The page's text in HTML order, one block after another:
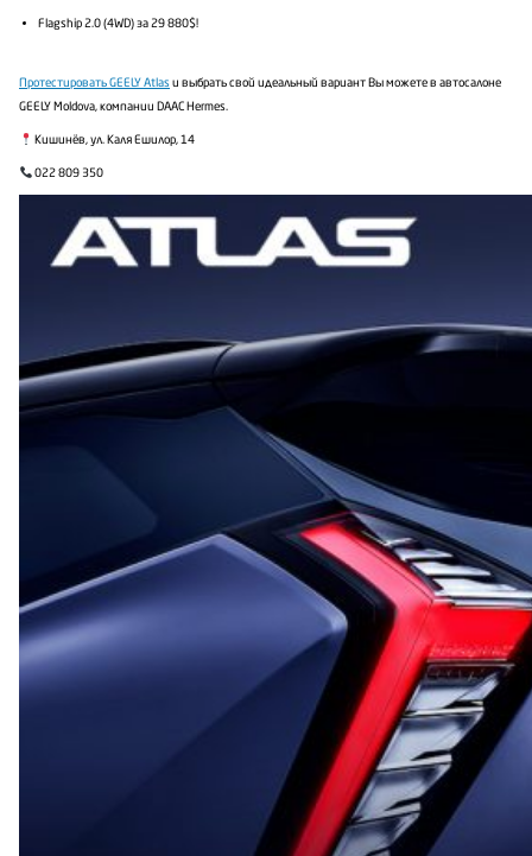
Flagship 2.0 (4WD) за 29 880$!
Протестировать GEELY Atlasи выбрать свой идеальный вариант Вы можете в автосалоне
GEELY Moldova, компании DAAC Hermes.
Кишинёв, ул. Каля Ешилор, 14
022 809 350